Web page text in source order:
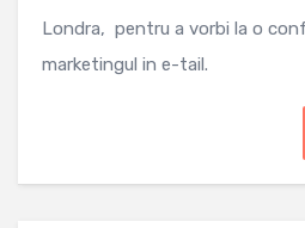
Londra, pentru a vorbi la o
marketingul in e-tail.